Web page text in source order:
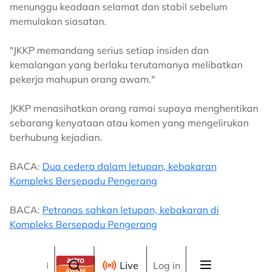
menunggu keadaan selamat dan stabil sebelum
memulakan siasatan.
"JKKP memandang serius setiap insiden dan
kemalangan yang berlaku terutamanya melibatkan
pekerja mahupun orang awam."
JKKP menasihatkan orang ramai supaya menghentikan
sebarang kenyataan atau komen yang mengelirukan
berhubung kejadian.
BACA: Dua cedera dalam letupan, kebakaran
Kompleks Bersepadu Pengerang
BACA: Petronas sahkan letupan, kebakaran di
Kompleks Bersepadu Pengerang